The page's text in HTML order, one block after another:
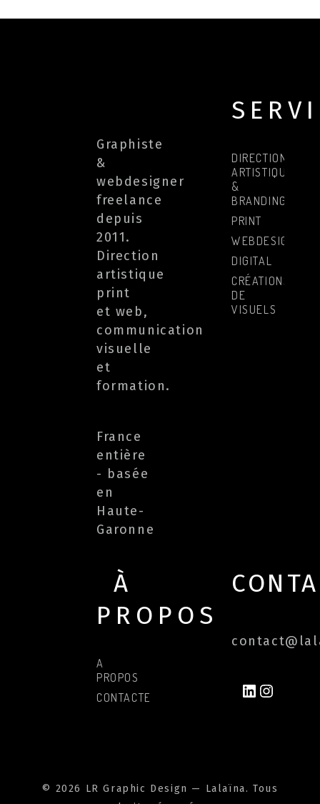
Graphiste
&
webdesigner
freelance
depuis
2011.
Direction
artistique
print
et web,
communication
visuelle
et
formation.
France
entière
- basée
en
Haute-
Garonne
DIRECTION
ARTISTIQUE
&
BRANDING
PRINT
WEBDESIGN
DIGITAL
CRÉATIONS
DE
VISUELS
À
PROPOS
A
PROPOS
CONTACTER
LINKEDIN
© 2026 LR Graphic Design — Lalaïna. Tous